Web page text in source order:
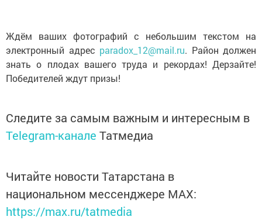
Ждём ваших фотографий с небольшим текстом на
электронный адрес paradox_12@mail.ru. Район должен
знать о плодах вашего труда и рекордах! Дерзайте!
Победителей ждут призы!
Следите за самым важным и интересным в
Telegram-канале Татмедиа
Читайте новости Татарстана в
национальном мессенджере MАХ:
https://max.ru/tatmedia